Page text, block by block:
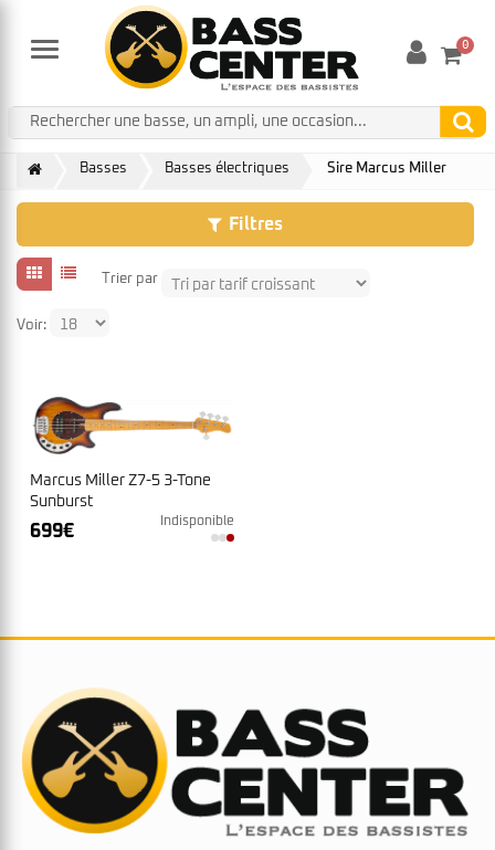
Menu 0
Basses Basses électriques Sire Marcus Miller
Filtres
Trier par
Voir:
Marcus Miller Z7-5 3-Tone
Sunburst
699€ Indisponible